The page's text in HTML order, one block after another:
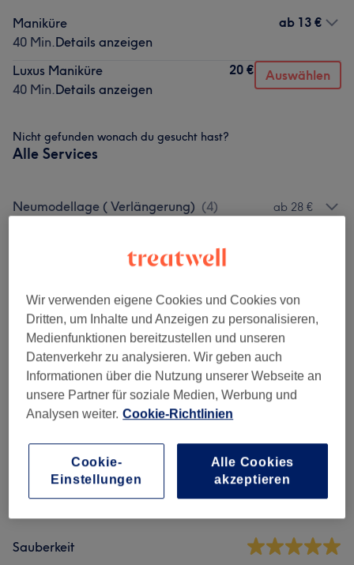
Maniküre
40 Min.Details anzeigen
ab 13 €
Luxus Maniküre
40 Min.Details anzeigen
20 € Auswählen
Nicht gefunden wonach du gesucht hast?
Alle Services
Neumodellage ( Verlängerung) (4) ab 28 €
Extras (9 ) ab 0,50 €
Salonbewertungen
4,8 437 Bewertungen
Sauberkeit
Wir verwenden eigene Cookies und Cookies von
Dritten, um Inhalte und Anzeigen zu personalisieren,
Medienfunktionen bereitzustellen und unseren
Datenverkehr zu analysieren. Wir geben auch
Informationen über die Nutzung unserer Webseite an
unsere Partner für soziale Medien, Werbung und
Analysen weiter. Cookie-Richtlinien
Cookie-
Einstellungen
Alle Cookies
akzeptieren